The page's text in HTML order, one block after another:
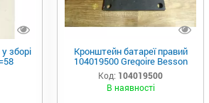
зборі Кронштейн батареї правий
104019500 Gregoire Besson
Код: 104019500
В наявності